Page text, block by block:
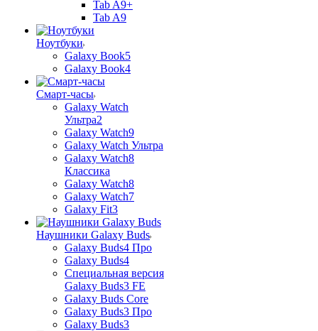
Tab A9+
Tab A9
Ноутбуки
Galaxy Book5
Galaxy Book4
Смарт-часы
Galaxy Watch
Ультра2
Galaxy Watch9
Galaxy Watch Ультра
Galaxy Watch8
Классика
Galaxy Watch8
Galaxy Watch7
Galaxy Fit3
Наушники Galaxy Buds
Galaxy Buds4 Про
Galaxy Buds4
Специальная версия
Galaxy Buds3 FE
Galaxy Buds Core
Galaxy Buds3 Про
Galaxy Buds3